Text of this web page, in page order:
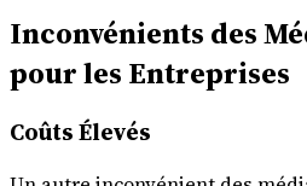
Inconvénients des
pour les Entreprises
Coûts Élevés